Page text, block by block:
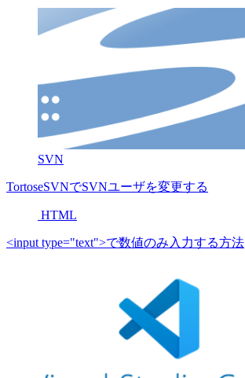
SVN
TortoseSVNでSVNユーザを変更する
HTML
<input type="text">で数値のみ入力する方法